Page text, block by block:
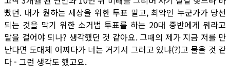
빴던. 내가 원하는 세상을 위한 투표 말고, 최악인 누군가가 당선
되는 것을 막기 위한 소거법 투표를 하는 20대 중반에게 뭐라고
말을 걸어야 되나? 생각했던 것 같아요. 그때의 제가 지금 저를 만
난다면 도대체 어쩌다가 너는 거기서 그러고 있냐(?)고 물을 것 같
다 - 그런 생각도 했고요.